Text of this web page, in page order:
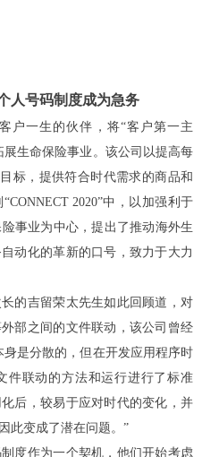
人号码制度成为急务
户一生的伙伴，将“客户第一主
展生命保险事业。该公司以提高每
标，提供符合时代需求的商品和
2020”中，以加强利于
事业为中心，提出了推动海外生
动化的革新的口号，致力于大力
的吉留荣太先生如此回顾道，对
部之间的文件联动，该公司曾经
是分散的，但在开发应用程序时
件联动的方法和运行进行了标准
后，较易于应对时代的变化，并
此变成了潜在问题。”
度作为一个契机，他们开始考虑